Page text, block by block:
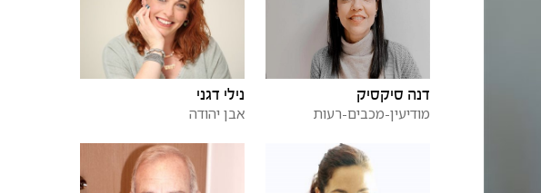
דנה סיקסיק
מודיעין-מכבים-רעות
נילי דגני
אבן יהודה